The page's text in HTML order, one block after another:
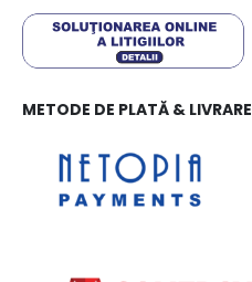
METODE DE PLATĂ & LIVRARE